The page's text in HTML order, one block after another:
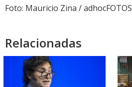
Foto: Mauricio Zina / adhocFOTOS
Relacionadas